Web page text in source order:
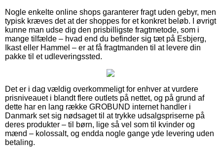
Nogle enkelte online shops garanterer fragt uden gebyr, men
typisk kræves det at der shoppes for et konkret beløb. I øvrigt
kunne man udse dig den prisbilligste fragtmetode, som i
mange tilfælde – hvad end du befinder sig tæt på Esbjerg,
Ikast eller Hammel – er at få fragtmanden til at levere din
pakke til et udleveringssted.
Det er i dag vældig overkommeligt for enhver at vurdere
prisniveauet i blandt flere outlets på nettet, og på grund af
dette har en lang række GROBUND internet handler i
Danmark set sig nødsaget til at trykke udsalgspriserne på
deres produkter – til børn, lige så vel som til kvinder og
mænd – kolossalt, og endda nogle gange yde levering uden
betaling.